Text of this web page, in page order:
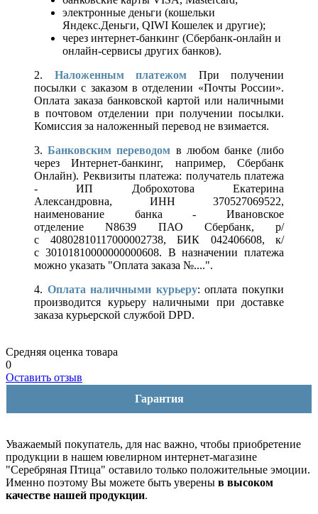
электронные деньги (кошельки
Яндекс.Деньги, QIWI Кошелек и другие);
через интернет-банкинг (Сбербанк-онлайн и
онлайн-сервисы других банков).
2. Наложенным платежом При получении
посылки с заказом в отделении «Почты России».
Оплата заказа банковской картой или наличными
в почтовом отделении при получении посылки.
Комиссия за наложенный перевод не взимается.
3.Банковским переводом в любом банке (либо
через Интернет-банкинг, например, Сбербанк
Онлайн). Реквизиты платежа: получатель платежа
- ИП Доброхотова Екатерина
Александровна, ИНН 370527069522,
наименование банка - Ивановское
отделение N8639 ПАО Сбербанк, р/
с 40802810117000002738, БИК 042406608, к/
с 30101810000000000608. В назначении платежа
можно указать "Оплата заказа №....".
4. Оплата наличными курьеру: оплата покупки
производится курьеру наличными при доставке
заказа курьерской службой DPD.
Средняя оценка товара
0
Оставить отзыв
Гарантия
Уважаемый покупатель, для нас важно, чтобы приобретение
продукции в нашем ювелирном интернет-магазине
"Серебряная Птица" оставило только положительные эмоции.
Именно поэтому Вы можете быть уверены в высоком
качестве нашей продукции.